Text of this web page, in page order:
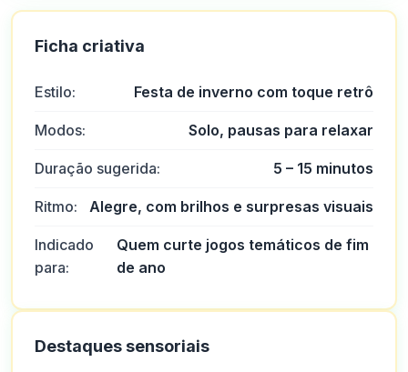
Ficha criativa
Estilo: Festa de inverno com toque retrô
Modos: Solo, pausas para relaxar
Duração sugerida: 5 – 15 minutos
Ritmo: Alegre, com brilhos e surpresas visuais
Indicado
para:
Quem curte jogos temáticos de fim
de ano
Destaques sensoriais